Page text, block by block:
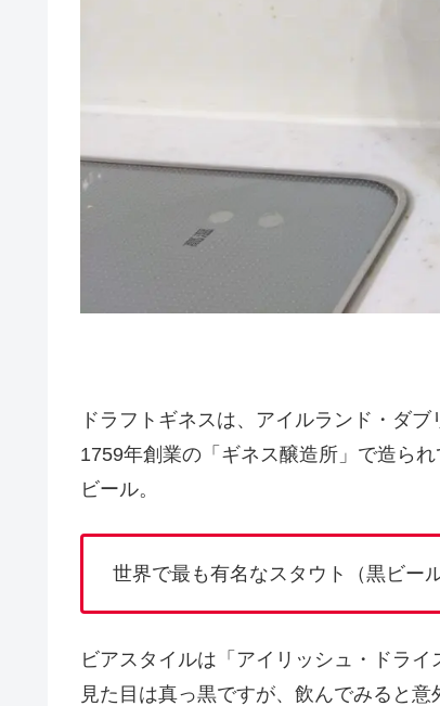
ドラフトギネスは、アイルランド・ダブ
1759年創業の「ギネス醸造所」で造ら
ビール。
世界で最も有名なスタウト（黒ビー
ビアスタイルは「アイリッシュ・ドライ
見た目は真っ黒ですが、飲んでみると意